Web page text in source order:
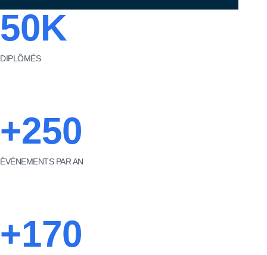
50K
DIPLÔMÉS
+250
ÉVÉNEMENTS PAR AN
+170